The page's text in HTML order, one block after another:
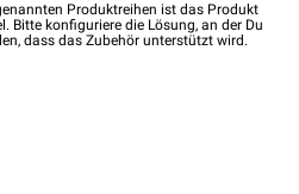
Produktreihen ist das Produkt
Bitte konfiguriere die Lösung, an der Du
dass das Zubehör unterstützt wird.